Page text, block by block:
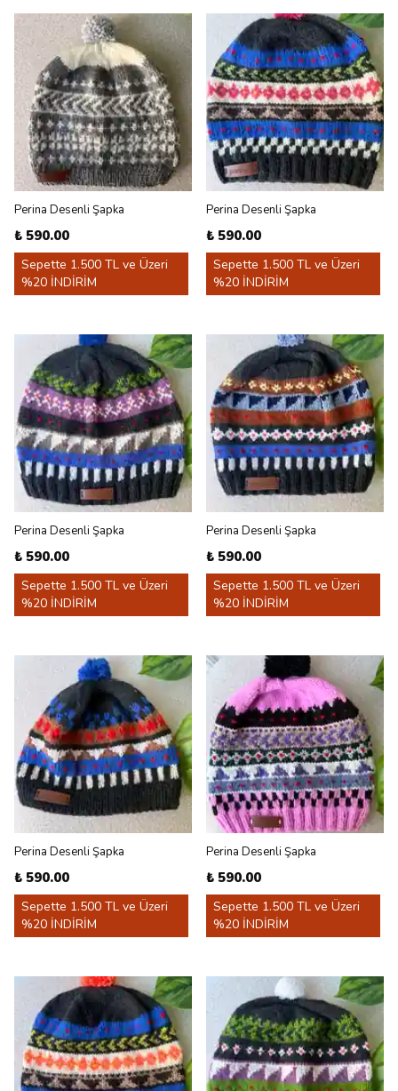
Perina Desenli Şapka
₺ 590.00
Sepette 1.500 TL ve Üzeri
%20 İNDİRİM
Perina Desenli Şapka
₺ 590.00
Sepette 1.500 TL ve Üzeri
%20 İNDİRİM
Perina Desenli Şapka
₺ 590.00
Sepette 1.500 TL ve Üzeri
%20 İNDİRİM
Perina Desenli Şapka
₺ 590.00
Sepette 1.500 TL ve Üzeri
%20 İNDİRİM
Perina Desenli Şapka
₺ 590.00
Sepette 1.500 TL ve Üzeri
%20 İNDİRİM
Perina Desenli Şapka
₺ 590.00
Sepette 1.500 TL ve Üzeri
%20 İNDİRİM